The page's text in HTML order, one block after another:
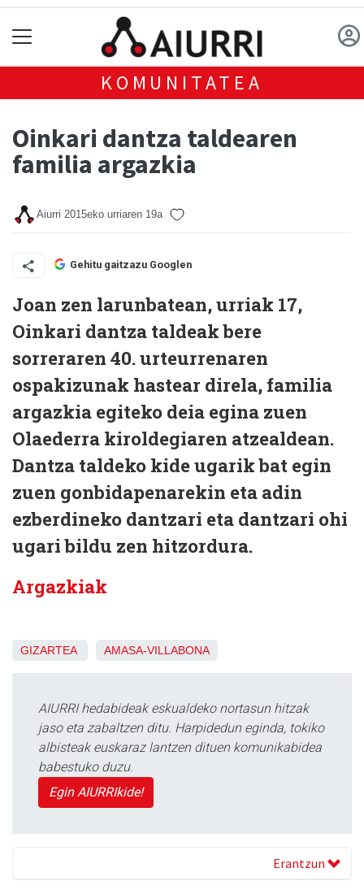
KOMUNITATEA
Oinkari dantza taldearen
familia argazkia
Aiurri 2015eko urriaren 19a
Gehitu gaitzazu Googlen
Joan zen larunbatean, urriak 17,
Oinkari dantza taldeak bere
sorreraren 40. urteurrenaren
ospakizunak hastear direla, familia
argazkia egiteko deia egina zuen
Olaederra kiroldegiaren atzealdean.
Dantza taldeko kide ugarik bat egin
zuen gonbidapenarekin eta adin
ezberdineko dantzari eta dantzari ohi
ugari bildu zen hitzordura.
Argazkiak
GIZARTEA AMASA-VILLABONA
AIURRI hedabideak eskualdeko nortasun hitzak
jaso eta zabaltzen ditu. Harpidedun eginda, tokiko
albisteak euskaraz lantzen dituen komunikabidea
babestuko duzu.
Egin AIURRIkide!
Erantzun